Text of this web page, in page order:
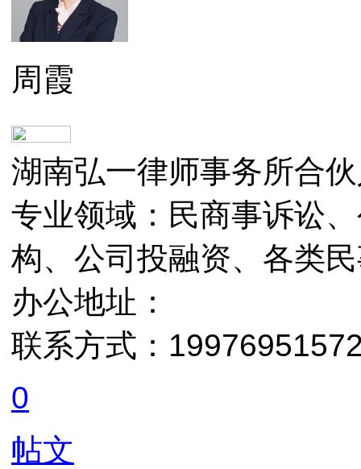
周霞
湖南弘一律师事务所合
专业领域：民商事诉讼
构、公司投融资、各类
办公地址：
联系方式：
0
帖文